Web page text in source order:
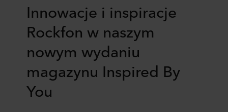
Innowacje i inspiracje
Rockfon w naszym
nowym wydaniu
magazynu Inspired By
You